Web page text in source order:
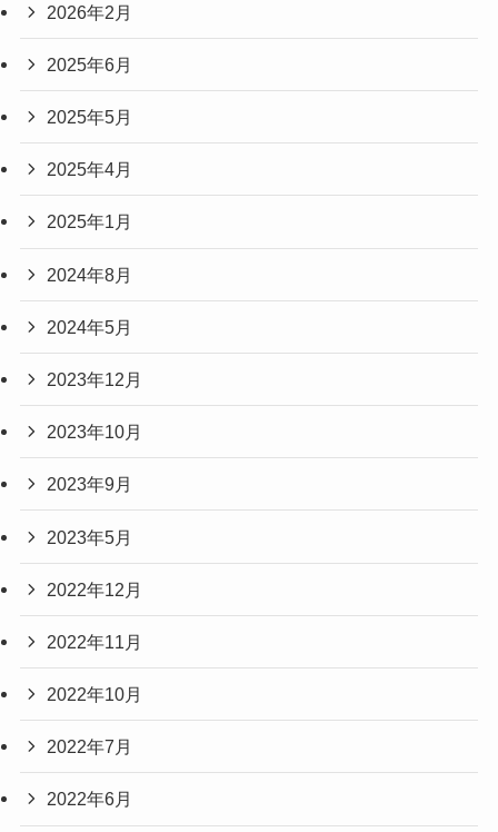
2026年2月
2025年6月
2025年5月
2025年4月
2025年1月
2024年8月
2024年5月
2023年12月
2023年10月
2023年9月
2023年5月
2022年12月
2022年11月
2022年10月
2022年7月
2022年6月